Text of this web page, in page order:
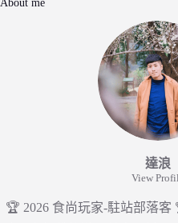
達浪
View
🏆 2026 食尚玩家-駐站部落客